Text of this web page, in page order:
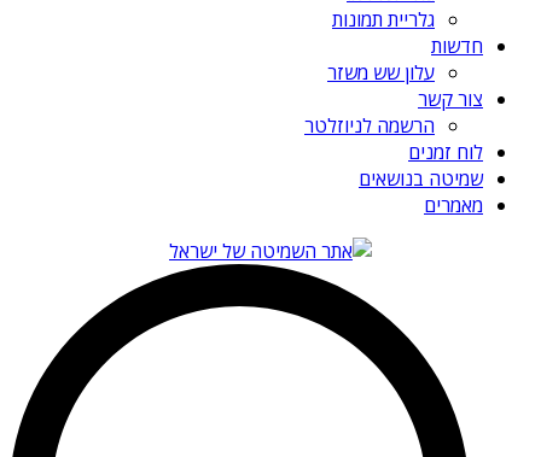
גלריית תמונות
חדשות
עלון שש משזר
צור קשר
הרשמה לניוזלטר
לוח זמנים
שמיטה בנושאים
מאמרים